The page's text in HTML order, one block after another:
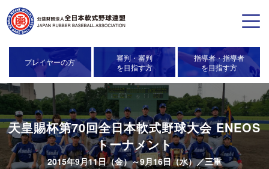
プレイヤーの方
審判・審判
を目指す方
指導者・指導者
を目指す方
天皇賜杯第70回全日本軟式野球大会 ENEOS
トーナメント
2015年9月11日（金）～9月16日（水）／三重